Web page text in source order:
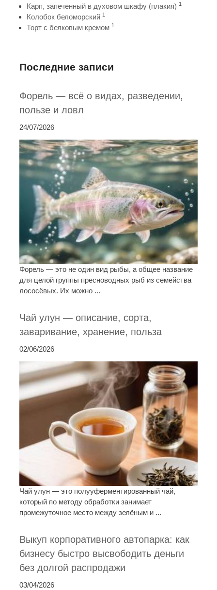
Карп, запеченный в духовом шкафу (плакия) 1
Колобок беломорский 1
Торт с белковым кремом 1
Последние записи
Форель — всё о видах, разведении,
пользе и ловл
24/07/2026
Форель — это не один вид рыбы, а общее название
для целой группы пресноводных рыб из семейства
лососёвых. Их можно ...
Чай улун — описание, сорта,
заваривание, хранение, польза
02/06/2026
Чай улун — это полууферментированный чай,
который по методу обработки занимает
промежуточное место между зелёным и ...
Выкуп корпоративного автопарка: как
бизнесу быстро высвободить деньги
без долгой распродажи
03/04/2026